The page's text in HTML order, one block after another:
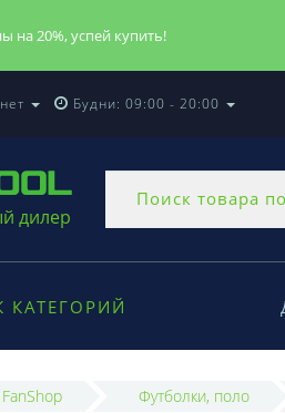
на 20%, успей купить!
Будни: 09:00 - 20:00
дилер
КАТЕГОРИЙ
FanShop Футболки, поло